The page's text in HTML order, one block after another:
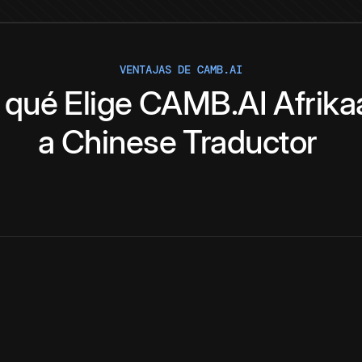
VENTAJAS DE CAMB.AI
Elige CAMB.AI
a ChineseTraductor